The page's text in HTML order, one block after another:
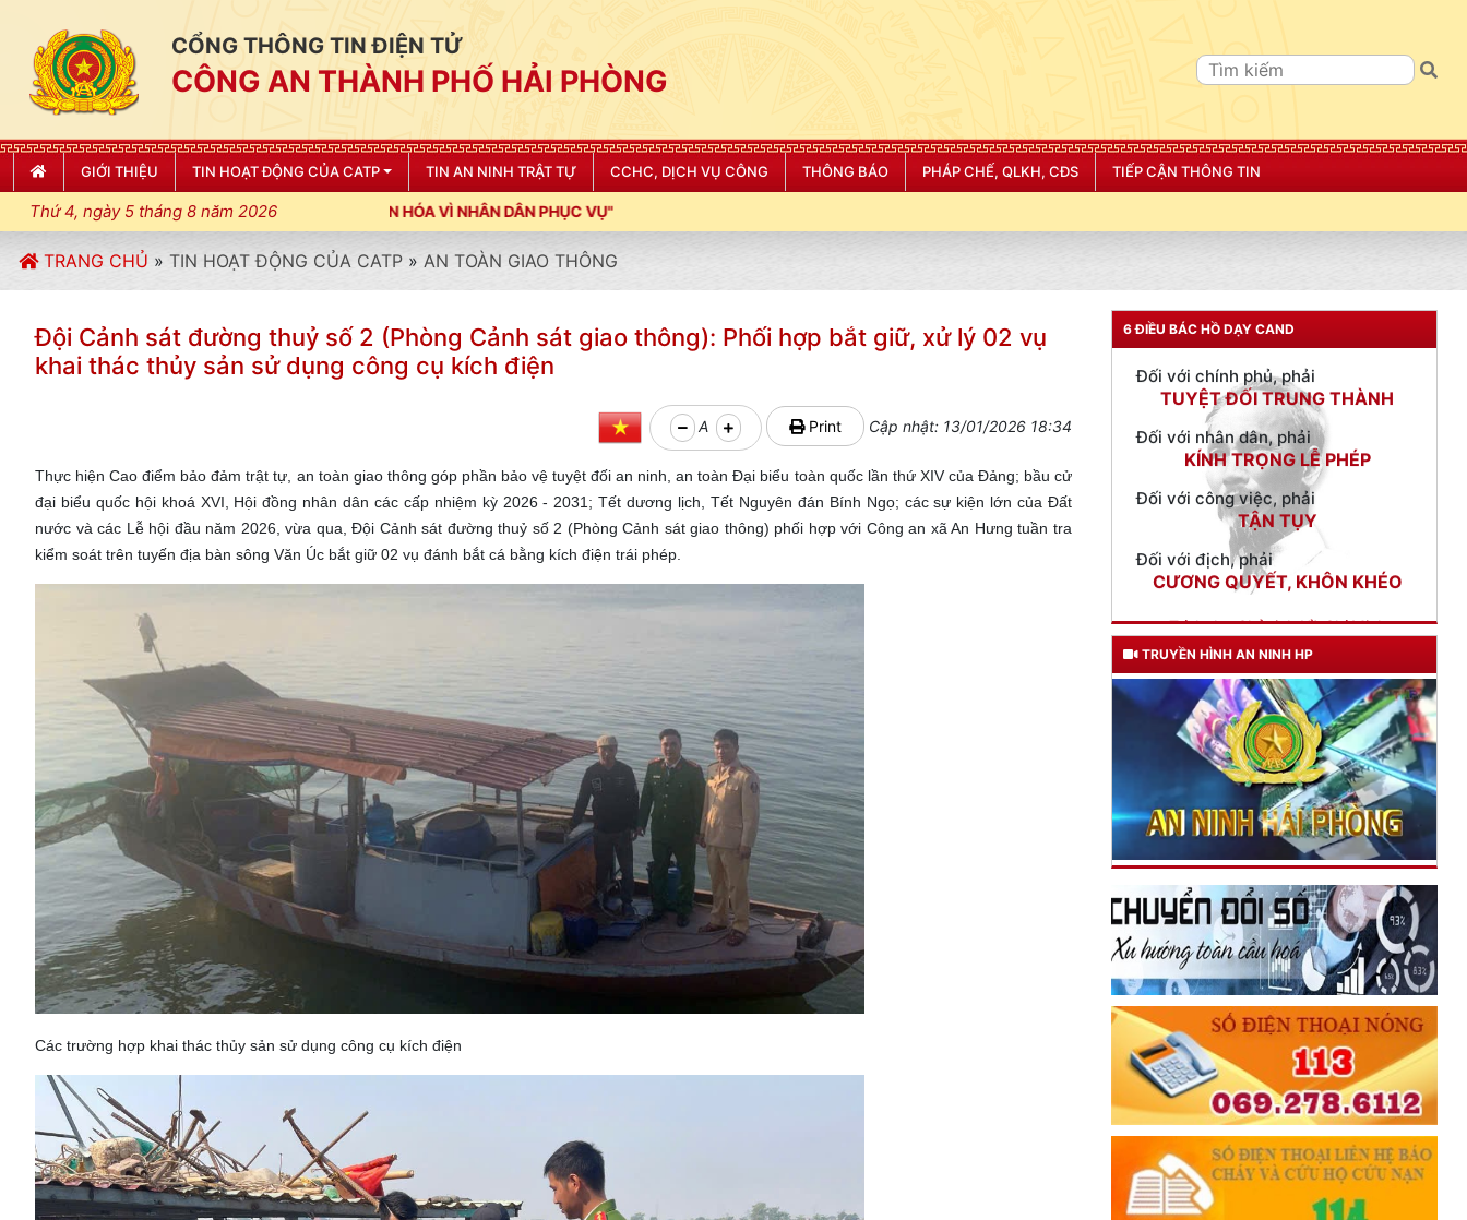
CỔNG THÔNG TIN ĐIỆN TỬ
CÔNG AN THÀNH PHỐ HẢI PHÒNG
GIỚI THIỆU TIN HOẠT ĐỘNG CỦA CATP TIN AN NINH TRẬT TỰ CCHC, DỊCH VỤ CÔNG THÔNG BÁO PHÁP CHẾ, QLKH, CĐS TIẾP CẬN THÔNG TIN
Thứ 4, ngày 5 tháng 8 năm 2026
XÂY DỰNG NẾP SỐNG VĂN HÓA VÌ NHÂN DÂN PHỤC VỤ"
TRANG CHỦ » TIN HOẠT ĐỘNG CỦA CATP » AN TOÀN GIAO THÔNG
Đội Cảnh sát đường thuỷ số 2 (Phòng Cảnh sát giao thông): Phối hợp bắt giữ, xử lý 02 vụ
khai thác thủy sản sử dụng công cụ kích điện
A Print Cập nhật: 13/01/2026 18:34
Thực hiện Cao điểm bảo đảm trật tự, an toàn giao thông góp phần bảo vệ tuyệt đối an ninh, an toàn Đại biểu toàn quốc lần thứ XIV của Đảng; bầu cử
đại biểu quốc hội khoá XVI, Hội đồng nhân dân các cấp nhiệm kỳ 2026 - 2031; Tết dương lịch, Tết Nguyên đán Bính Ngọ; các sự kiện lớn của Đất
nước và các Lễ hội đầu năm 2026, vừa qua, Đội Cảnh sát đường thuỷ số 2 (Phòng Cảnh sát giao thông) phối hợp với Công an xã An Hưng tuần tra
kiểm soát trên tuyến địa bàn sông Văn Úc bắt giữ 02 vụ đánh bắt cá bằng kích điện trái phép.
Các trường hợp khai thác thủy sản sử dụng công cụ kích điện
6 ĐIỀU BÁC HỒ DẠY CAND
NGƯỜI CÔNG AN CÁCH MỆNH LÀ:
Đối với tự mình, phải
Đối với chính phủ, phải
TUYỆT ĐỐI TRUNG THÀNH
Đối với nhân dân, phải
KÍNH TRỌNG LỄ PHÉP
Đối với công việc, phải
TẬN TỤY
Đối với địch, phải
CƯƠNG QUYẾT, KHÔN KHÉO
Trích thư Chủ tịch Hồ Chí Minh
gửi Công an Khu XII,
ngày 11 tháng 3 năm 1948.
TRUYỀN HÌNH AN NINH HP